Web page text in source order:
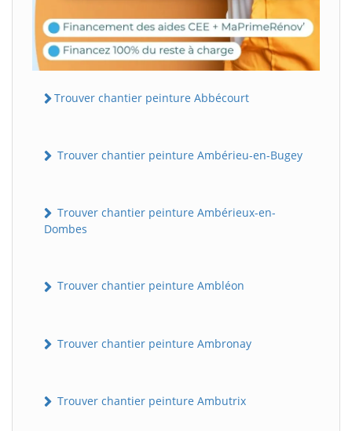
Trouver chantier peinture Abbécourt
Trouver chantier peinture Ambérieu-en-Bugey
Trouver chantier peinture Ambérieux-en-
Dombes
Trouver chantier peinture Ambléon
Trouver chantier peinture Ambronay
Trouver chantier peinture Ambutrix